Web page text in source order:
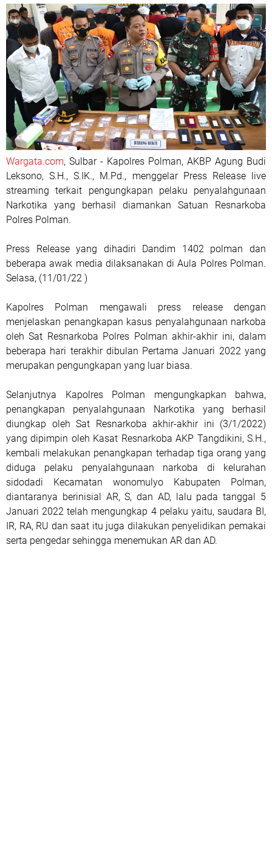
Wargata.com, Sulbar - Kapolres Polman, AKBP Agung Budi
Leksono, S.H., S.IK., M.Pd., menggelar Press Release live
streaming terkait pengungkapan pelaku penyalahgunaan
Narkotika yang berhasil diamankan Satuan Resnarkoba
Polres Polman.
Press Release yang dihadiri Dandim 1402 polman dan
beberapa awak media dilaksanakan di Aula Polres Polman.
Selasa, (11/01/22 )
Kapolres Polman mengawali press release dengan
menjelaskan penangkapan kasus penyalahgunaan narkoba
oleh Sat Resnarkoba Polres Polman akhir-akhir ini, dalam
beberapa hari terakhir dibulan Pertama Januari 2022 yang
merupakan pengungkapan yang luar biasa.
Selanjutnya Kapolres Polman mengungkapkan bahwa,
penangkapan penyalahgunaan Narkotika yang berhasil
diungkap oleh Sat Resnarkoba akhir-akhir ini (3/1/2022)
yang dipimpin oleh Kasat Resnarkoba AKP Tangdikini, S.H.,
kembali melakukan penangkapan terhadap tiga orang yang
diduga pelaku penyalahgunaan narkoba di kelurahan
sidodadi Kecamatan wonomulyo Kabupaten Polman,
diantaranya berinisial AR, S, dan AD, lalu pada tanggal 5
Januari 2022 telah mengungkap 4 pelaku yaitu, saudara BI,
IR, RA, RU dan saat itu juga dilakukan penyelidikan pemakai
serta pengedar sehingga menemukan AR dan AD.